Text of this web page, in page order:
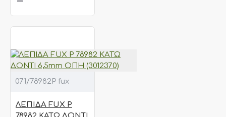
071/78982P fux
ΛΕΠΙΔΑ FUX P